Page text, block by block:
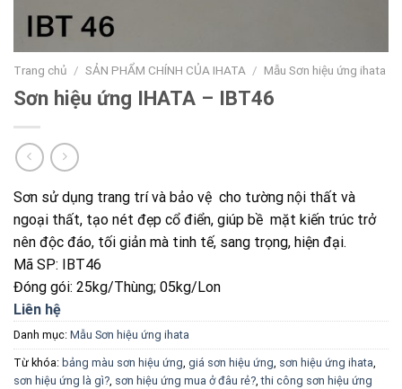
Trang chủ / SẢN PHẨM CHÍNH CỦA IHATA / Mẫu Sơn hiệu ứng ihata
Sơn hiệu ứng IHATA – IBT46
Sơn sử dụng trang trí và bảo vệ cho tường nội thất và
ngoại thất, tạo nét đẹp cổ điển, giúp bề mặt kiến trúc trở
nên độc đáo, tối giản mà tinh tế, sang trọng, hiện đại.
Mã SP: IBT46
Đóng gói: 25kg/Thùng; 05kg/Lon
Liên hệ
Danh mục: Mẫu Sơn hiệu ứng ihata
Từ khóa: bảng màu sơn hiệu ứng, giá sơn hiệu ứng, sơn hiệu ứng ihata,
sơn hiệu ứng là gì?, sơn hiệu ứng mua ở đâu rẻ?,thi công sơn hiệu ứng